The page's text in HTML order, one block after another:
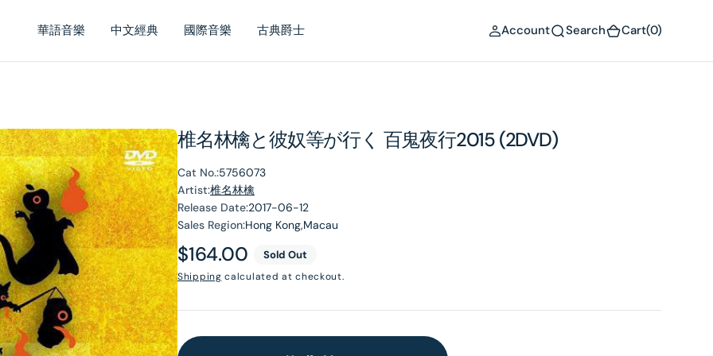
華語音樂 中文經典 國際音樂 古典爵士 Account Search Cart(0)
椎名林檎と彼奴等が行く 百鬼夜行2015 (2DVD)
Cat No.:5756073
Artist:椎名林檎
Release Date:2017-06-12
Sales Region:Hong Kong,Macau
Regular
price
$164.00 Sold Out
Shipping calculated at checkout.